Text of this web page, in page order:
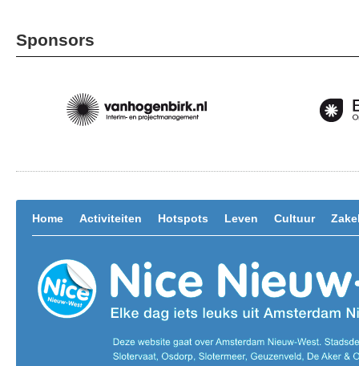
Sponsors
Home Activiteiten Hotspots Leven Cultuur